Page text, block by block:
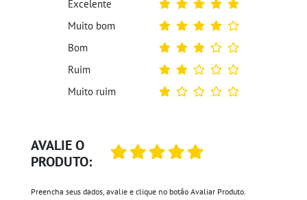
AVALIE O
PRODUTO:
Preencha seus dados, avalie e clique no botão Avaliar Produto.
Excelente
Muito bom
Bom
Ruim
Muito ruim